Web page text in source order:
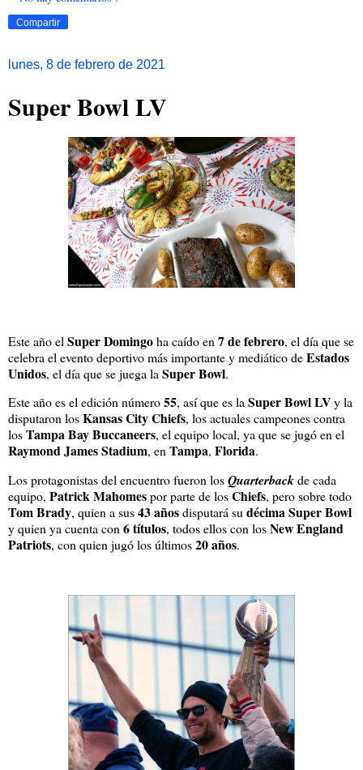
Compartir
lunes, 8 de febrero de 2021
Super Bowl LV
Este año el Super Domingoha caído en 7 de febrero, el día que se
celebra el evento deportivo más importante y mediático deEstados
Unidos, el día que se juega la Super Bowl.
Este año es el edición número55, así que es laSuper Bowl LVy la
disputaron losKansas City Chiefs, los actuales campeones contra
losTampa Bay Buccaneers, el equipo local, ya que se jugó en el
Raymond James Stadium, enTampa, Florida.
Los protagonistas del encuentro fueron losQuarterbackde cada
equipo, Patrick Mahomespor parte de losChiefs, pero sobre todo
Tom Brady, quien a sus43 añosdisputará sudécima Super Bowl
y quien ya cuenta con6 títulos, todos ellos con losNew England
Patriots, con quien jugó los últimos20 años.